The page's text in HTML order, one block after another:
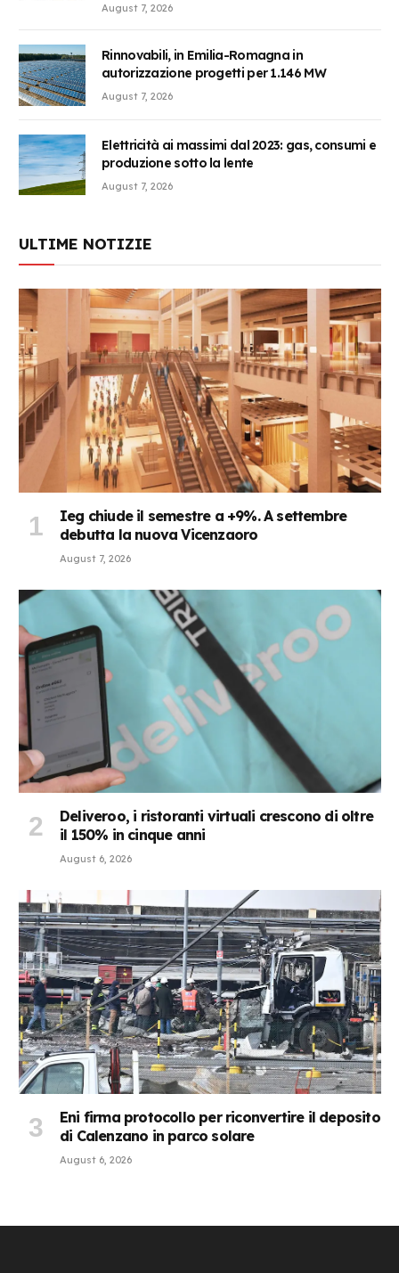
August 7, 2026
Rinnovabili, in Emilia-Romagna in
autorizzazione progetti per 1.146 MW
August 7, 2026
Elettricità ai massimi dal 2023: gas, consumi e
produzione sotto la lente
August 7, 2026
ULTIME NOTIZIE
Ieg chiude il semestre a +9%. A settembre
debutta la nuova Vicenzaoro
August 7, 2026
Deliveroo, i ristoranti virtuali crescono di oltre
il 150% in cinque anni
August 6, 2026
Eni firma protocollo per riconvertire il deposito
di Calenzano in parco solare
August 6, 2026